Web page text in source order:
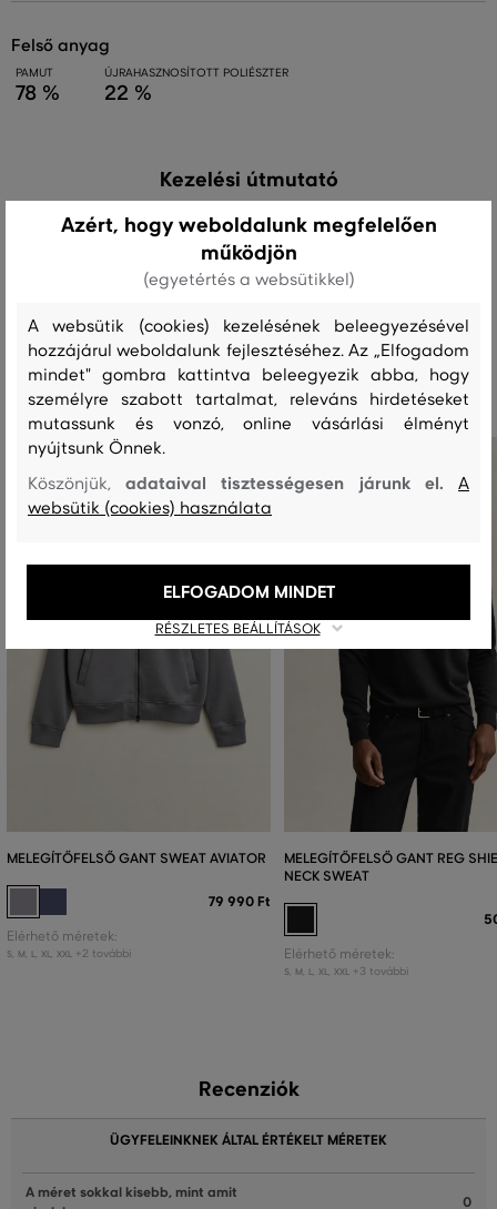
felső anyag
PAMUT
78 %
ÚJRAHASZNOSÍTOTT POLIÉSZTER
22 %
Kezelési útmutató
SZÁRÍTÁS
Ajánlott termékek
MELEGÍTŐFELSŐ GANT SWEAT AVIATOR
79 990 Ft
Elérhető méretek:
S M L XL XXL +2 további
MELEGÍTŐFELSŐ GANT REG
NECK SWEAT
Elérhető méretek:
S M L XL XXL +3 további
Recenziók
ÜGYFELEINKNEK ÁLTAL ÉRTÉKELT MÉRETEK
A méret sokkal kisebb, mint amit
0
Azért, hogy weboldalunk megfelelően
működjön
(egyetértés a websütikkel)
A websütik (cookies) kezelésének beleegyezésével
hozzájárul weboldalunk fejlesztéséhez. Az „Elfogadom
mindet" gombra kattintva beleegyezik abba, hogy
személyre szabott tartalmat, releváns hirdetéseket
mutassunk és vonzó, online vásárlási élményt
nyújtsunk Önnek.
Köszönjük,adataival tisztességesen járunk el.A
websütik (cookies) használata
RÉSZLETES BEÁLLÍTÁSOK
ELFOGADOM MINDET